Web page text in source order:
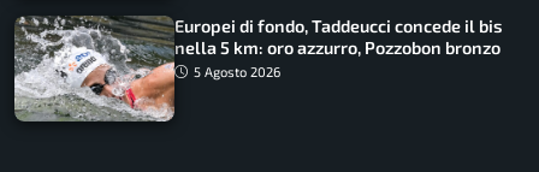
Europei di fondo, Taddeucci concede il bis
nella 5 km: oro azzurro, Pozzobon bronzo
5 Agosto 2026